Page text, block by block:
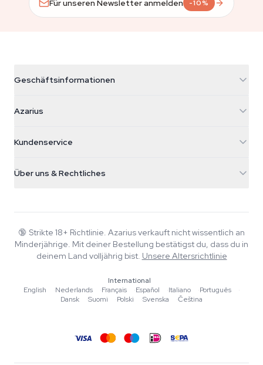
Für unseren Newsletter anmelden -10%
Geschäftsinformationen
Galvaniweg 11
Nederland
+31(0)204897914
Azarius
Smokeshop
Kundenservice
FAQ
Datenschutzrichtlinie
Über uns & Rechtliches
Wiki
Blog
Autoren
Tools & Rechner
🔞 Strikte 18+ Richtlinie. Azarius verkauft nicht wissentlich an
Minderjährige. Mit deiner Bestellung bestätigst du, dass du in
deinem Land volljährig bist. Unsere Altersrichtlinie
International
English
·Nederlands ·Français ·Español ·Italiano ·Português
·
Dansk
·Suomi ·Polski ·Svenska ·Čeština